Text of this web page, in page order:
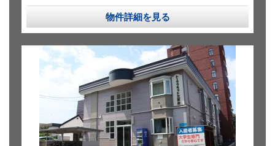
物件詳細を見る